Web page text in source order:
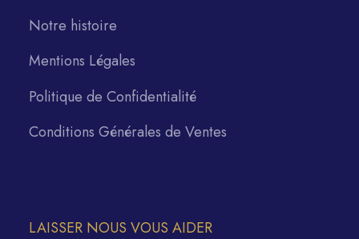
Notre histoire
Mentions Légales
Politique de Confidentialité
Conditions Générales de Ventes
LAISSER NOUS VOUS AIDER